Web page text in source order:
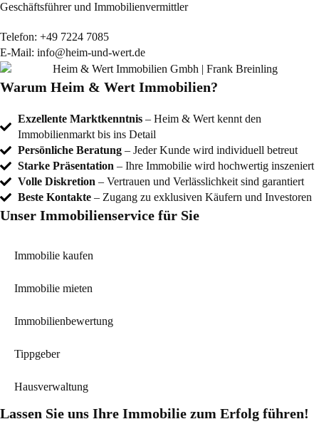
Geschäftsführer und Immobilienvermittler
Telefon: +49 7224 7085
E-Mail: info@heim-und-wert.de
Warum Heim & Wert Immobilien?
Exzellente Marktkenntnis – Heim & Wert kennt den
Immobilienmarkt bis ins Detail
Persönliche Beratung – Jeder Kunde wird individuell betreut
Starke Präsentation – Ihre Immobilie wird hochwertig inszeniert
Volle Diskretion – Vertrauen und Verlässlichkeit sind garantiert
Beste Kontakte – Zugang zu exklusiven Käufern und Investoren
Unser Immobilienservice für Sie
Immobilie kaufen
Immobilie mieten
Immobilienbewertung
Tippgeber
Hausverwaltung
Lassen Sie uns Ihre Immobilie zum Erfolg führen!